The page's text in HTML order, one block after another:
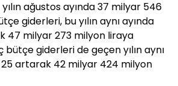
ağustos ayında 37 milyar 546
giderleri, bu yılın aynı ayında
47 milyar 273 milyon liraya
bütçe giderleri de geçen yılın aynı
25 artarak 42 milyar 424 milyon